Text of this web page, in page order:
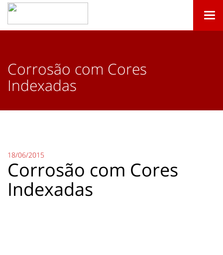
Corrosão com Cores
Indexadas
18/06/2015
Corrosão com Cores
Indexadas